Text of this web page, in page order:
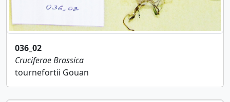
036_02
CruciferaeBrassica
tournefortii Gouan